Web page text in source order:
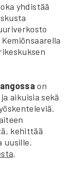
yhdistää
on
aikuisia sekä
kehittää
uusille.
.